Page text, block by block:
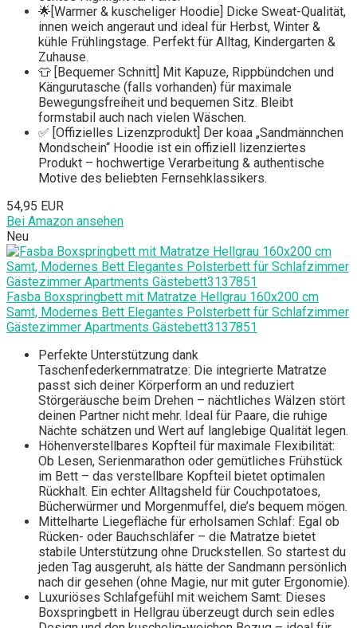
🌟[Warmer & kuscheliger Hoodie] Dicke Sweat-Qualität,
innen weich angeraut und ideal für Herbst, Winter &
kühle Frühlingstage. Perfekt für Alltag, Kindergarten &
Zuhause.
👕 [Bequemer Schnitt] Mit Kapuze, Rippbündchen und
Kängurutasche (falls vorhanden) für maximale
Bewegungsfreiheit und bequemen Sitz. Bleibt
formstabil auch nach vielen Wäschen.
✅ [Offizielles Lizenzprodukt] Der koaa „Sandmännchen
Mondschein“ Hoodie ist ein offiziell lizenziertes
Produkt – hochwertige Verarbeitung & authentische
Motive des beliebten Fernsehklassikers.
54,95 EUR
Bei Amazon ansehen
Neu
Fasba Boxspringbett mit Matratze Hellgrau 160x200 cm
Samt, Modernes Bett Elegantes Polsterbett für Schlafzimmer
Gästezimmer Apartments Gästebett3137851
Perfekte Unterstützung dank
Taschenfederkernmatratze: Die integrierte Matratze
passt sich deiner Körperform an und reduziert
Störgeräusche beim Drehen – nächtliches Wälzen stört
deinen Partner nicht mehr. Ideal für Paare, die ruhige
Nächte schätzen und Wert auf langlebige Qualität legen.
Höhenverstellbares Kopfteil für maximale Flexibilität:
Ob Lesen, Serienmarathon oder gemütliches Frühstück
im Bett – das verstellbare Kopfteil bietet optimalen
Rückhalt. Ein echter Alltagsheld für Couchpotatoes,
Bücherwürmer und Morgenmuffel, die’s bequem mögen.
Mittelharte Liegefläche für erholsamen Schlaf: Egal ob
Rücken- oder Bauchschläfer – die Matratze bietet
stabile Unterstützung ohne Druckstellen. So startest du
jeden Tag ausgeruht, als hätte der Sandmann persönlich
nach dir gesehen (ohne Magie, nur mit guter Ergonomie).
Luxuriöses Schlafgefühl mit weichem Samt: Dieses
Boxspringbett in Hellgrau überzeugt durch sein edles